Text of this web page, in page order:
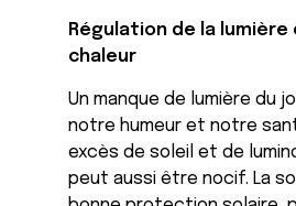
Régulation de la lumière
chaleur
Un manque de lumière du
notre humeur et notre
excès de soleil et de
peut aussi être nocif. La